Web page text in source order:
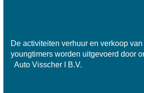
De activiteiten verhuur en verkoop
youngtimers worden uitgevoerd
Auto Visscher I B.V.